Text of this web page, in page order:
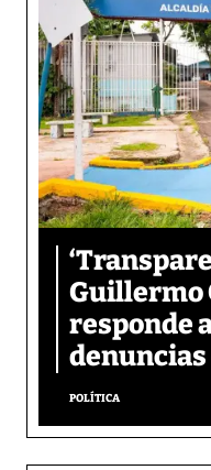
Guillermo
responde
POLÍTICA